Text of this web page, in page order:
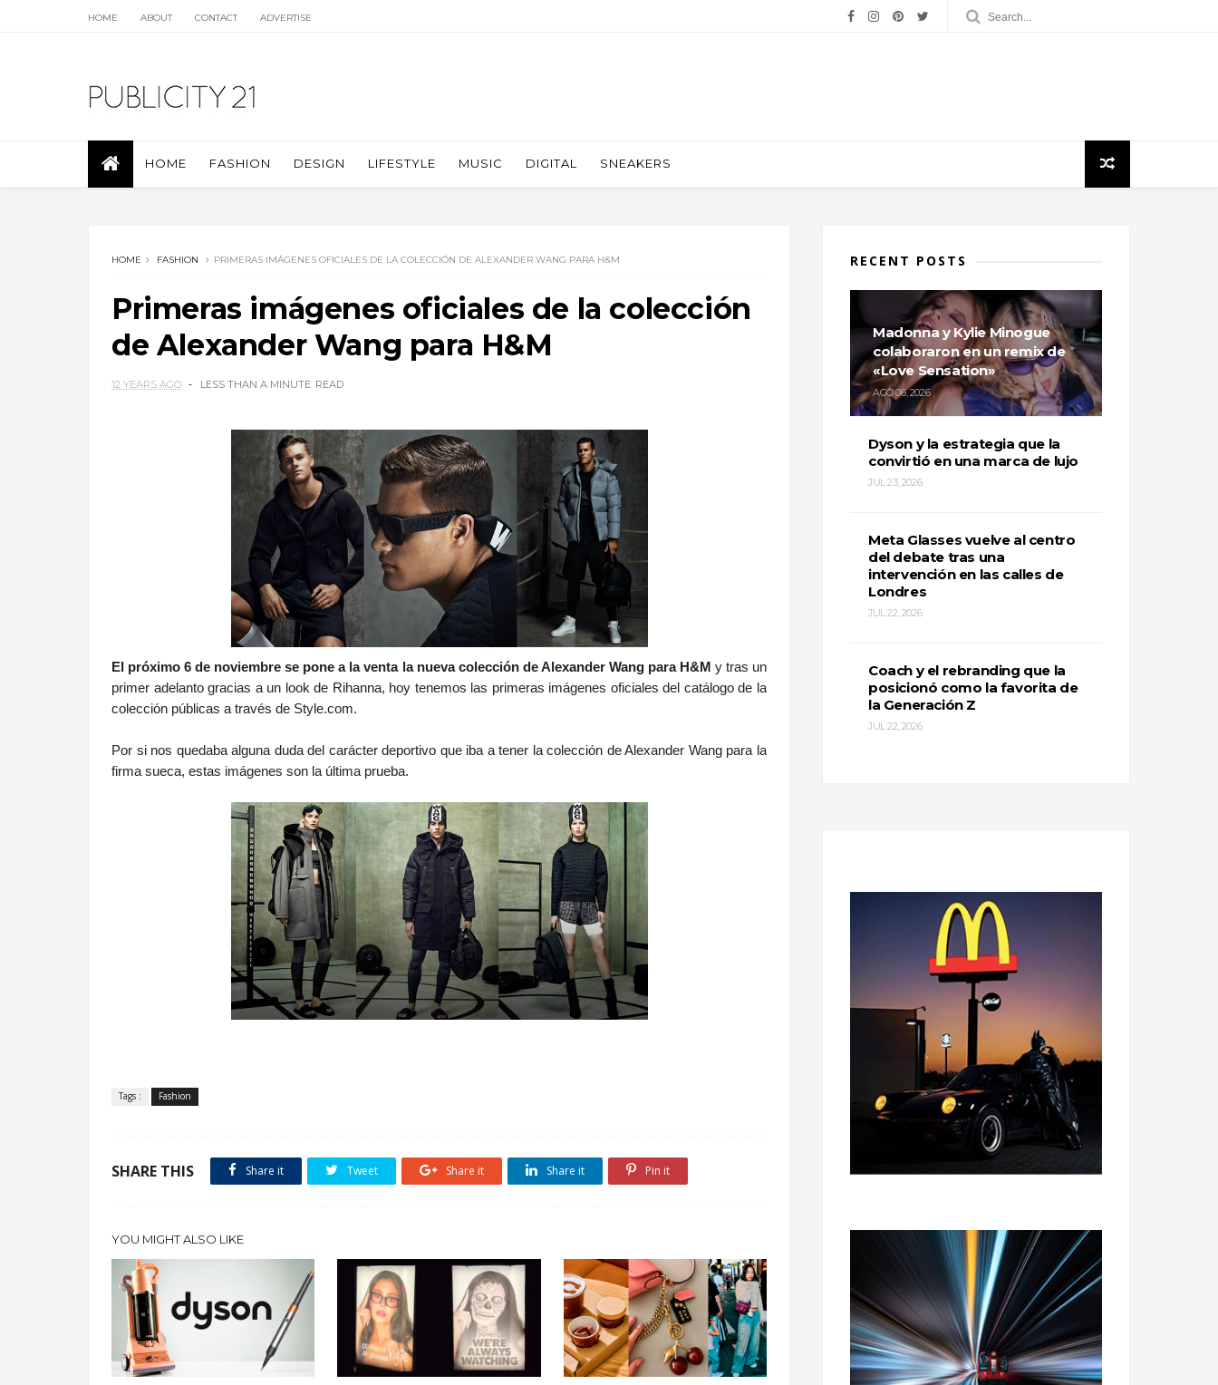
HOME ABOUT CONTACT ADVERTISE
HOME FASHION DESIGN LIFESTYLE MUSIC DIGITAL SNEAKERS
HOME FASHION PRIMERAS IMÁGENES OFICIALES DE LA COLECCIÓN DE ALEXANDER WANG PARA H&M
Primeras imágenes oficiales de la colección
de Alexander Wang para H&M
12 YEARS AGO LESS THAN A MINUTE READ
El próximo 6 de noviembre se pone a la venta la nueva colección de Alexander Wang para H&M y tras un
primer adelanto gracias a un look de Rihanna, hoy tenemos las primeras imágenes oficiales del catálogo de la
colección públicas a través de Style.com.
Por si nos quedaba alguna duda del carácter deportivo que iba a tener la colección de Alexander Wang para la
firma sueca, estas imágenes son la última prueba.
Tags : Fashion
SHARE THIS Share it Tweet Share it Share it Pin it
YOU MIGHT ALSO LIKE
RECENT POSTS
Madonna y Kylie Minogue
colaboraron en un remix de
«Love Sensation»
AGO 06, 2026
Dyson y la estrategia que la
convirtió en una marca de lujo
JUL 23, 2026
Meta Glasses vuelve al centro
del debate tras una
intervención en las calles de
Londres
JUL 22, 2026
Coach y el rebranding que la
posicionó como la favorita de
la Generación Z
JUL 22, 2026